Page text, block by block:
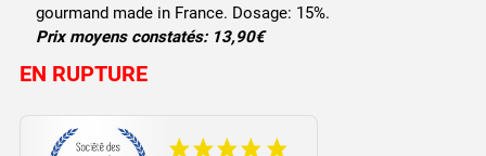
gourmand made in France. Dosage: 15%.
Prix moyens constatés: 13,90€
EN RUPTURE